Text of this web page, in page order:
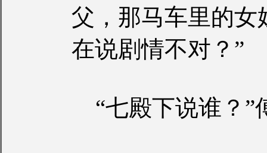
父，那马车里的
在说剧情不对？”
“七殿下说谁？”